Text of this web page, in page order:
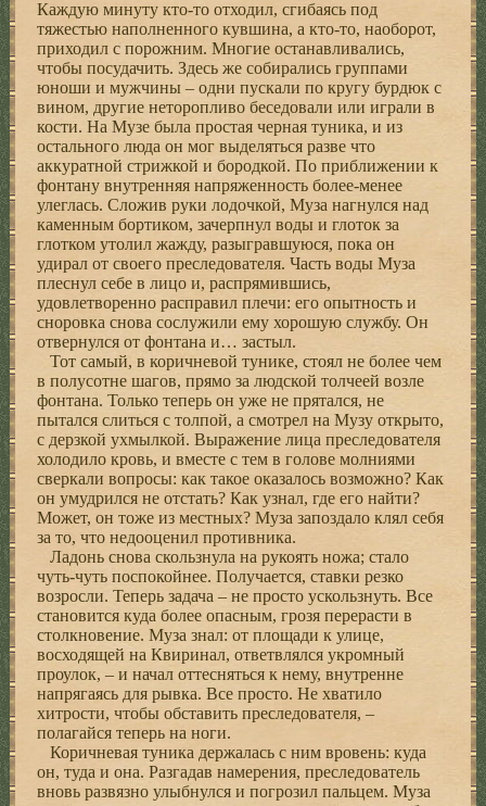
Каждую минуту кто-то отходил, сгибаясь под
тяжестью наполненного кувшина, а кто-то, наоборот,
приходил с порожним. Многие останавливались,
чтобы посудачить. Здесь же собирались группами
юноши и мужчины – одни пускали по кругу бурдюк с
вином, другие неторопливо беседовали или играли в
кости. На Музе была простая черная туника, и из
остального люда он мог выделяться разве что
аккуратной стрижкой и бородкой. По приближении к
фонтану внутренняя напряженность более-менее
улеглась. Сложив руки лодочкой, Муза нагнулся над
каменным бортиком, зачерпнул воды и глоток за
глотком утолил жажду, разыгравшуюся, пока он
удирал от своего преследователя. Часть воды Муза
плеснул себе в лицо и, распрямившись,
удовлетворенно расправил плечи: его опытность и
сноровка снова сослужили ему хорошую службу. Он
отвернулся от фонтана и… застыл.
Тот самый, в коричневой тунике, стоял не более чем
в полусотне шагов, прямо за людской толчеей возле
фонтана. Только теперь он уже не прятался, не
пытался слиться с толпой, а смотрел на Музу открыто,
с дерзкой ухмылкой. Выражение лица преследователя
холодило кровь, и вместе с тем в голове молниями
сверкали вопросы: как такое оказалось возможно? Как
он умудрился не отстать? Как узнал, где его найти?
Может, он тоже из местных? Муза запоздало клял себя
за то, что недооценил противника.
Ладонь снова скользнула на рукоять ножа; стало
чуть-чуть поспокойнее. Получается, ставки резко
возросли. Теперь задача – не просто ускользнуть. Все
становится куда более опасным, грозя перерасти в
столкновение. Муза знал: от площади к улице,
восходящей на Квиринал, ответвлялся укромный
проулок, – и начал оттесняться к нему, внутренне
напрягаясь для рывка. Все просто. Не хватило
хитрости, чтобы обставить преследователя, –
полагайся теперь на ноги.
Коричневая туника держалась с ним вровень: куда
он, туда и она. Разгадав намерения, преследователь
вновь развязно улыбнулся и погрозил пальцем. Муза